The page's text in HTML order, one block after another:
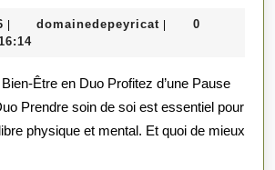
:
La
Pause
22
juin
domainedepeyricat
0
Prendre soin de soi est essentiel pour
physique et mental. Et quoi de mieux